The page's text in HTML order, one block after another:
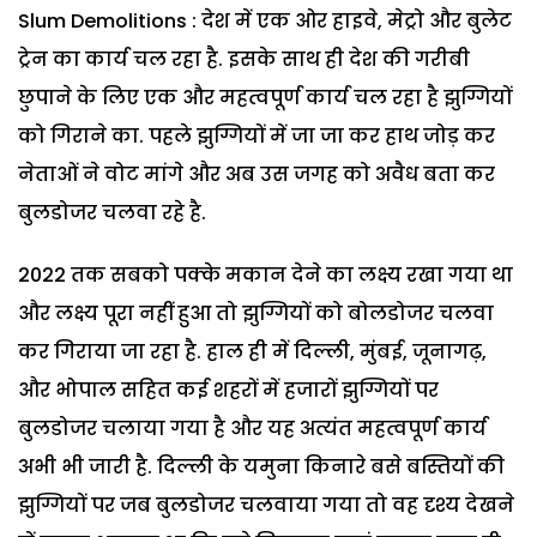
Slum Demolitions : देश में एक ओर हाइवे, मेट्रो और बुलेट
ट्रेन का कार्य चल रहा है. इसके साथ ही देश की गरीबी
छुपाने के लिए एक और महत्वपूर्ण कार्य चल रहा है झुग्गियों
को गिराने का. पहले झुग्गियों में जा जा कर हाथ जोड़ कर
नेताओं ने वोट मांगे और अब उस जगह को अवैध बता कर
बुलडोजर चलवा रहे है.
2022 तक सबको पक्के मकान देने का लक्ष्य रखा गया था
और लक्ष्य पूरा नहीं हुआ तो झुग्गियों को बोलडोजर चलवा
कर गिराया जा रहा है. हाल ही में दिल्ली, मुंबई, जूनागढ़,
और भोपाल सहित कई शहरों में हजारों झुग्गियों पर
बुलडोजर चलाया गया है और यह अत्यंत महत्वपूर्ण कार्य
अभी भी जारी है. दिल्ली के यमुना किनारे बसे बस्तियों की
झुग्गियों पर जब बुलडोजर चलवाया गया तो वह दृश्य देखने